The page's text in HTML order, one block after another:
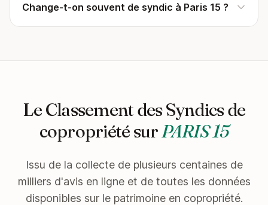
Change-t-on souvent de syndic à Paris 15 ?
Le Classement des Syndics de
copropriété surPARIS 15
Issu de la collecte de plusieurs centaines de
milliers d'avis en ligne et de toutes les données
disponibles sur le patrimoine en copropriété.